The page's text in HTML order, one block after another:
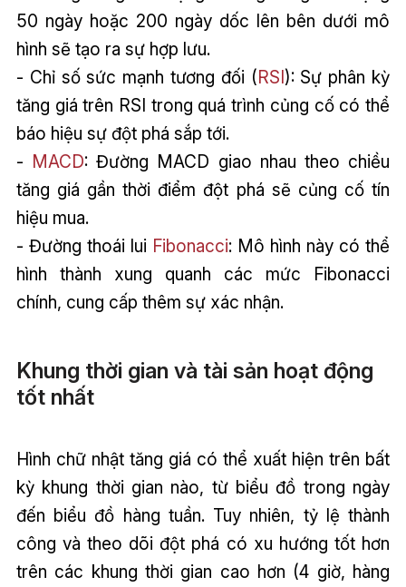
50 ngày hoặc 200 ngày dốc lên bên dưới mô
hình sẽ tạo ra sự hợp lưu.
- Chỉ số sức mạnh tương đối (RSI): Sự phân kỳ
tăng giá trên RSI trong quá trình củng cố có thể
báo hiệu sự đột phá sắp tới.
- MACD: Đường MACD giao nhau theo chiều
tăng giá gần thời điểm đột phá sẽ củng cố tín
hiệu mua.
- Đường thoái lui Fibonacci: Mô hình này có thể
hình thành xung quanh các mức Fibonacci
chính, cung cấp thêm sự xác nhận.
Khung thời gian và tài sản hoạt động
tốt nhất
Hình chữ nhật tăng giá có thể xuất hiện trên bất
kỳ khung thời gian nào, từ biểu đồ trong ngày
đến biểu đồ hàng tuần. Tuy nhiên, tỷ lệ thành
công và theo dõi đột phá có xu hướng tốt hơn
trên các khung thời gian cao hơn (4 giờ, hàng